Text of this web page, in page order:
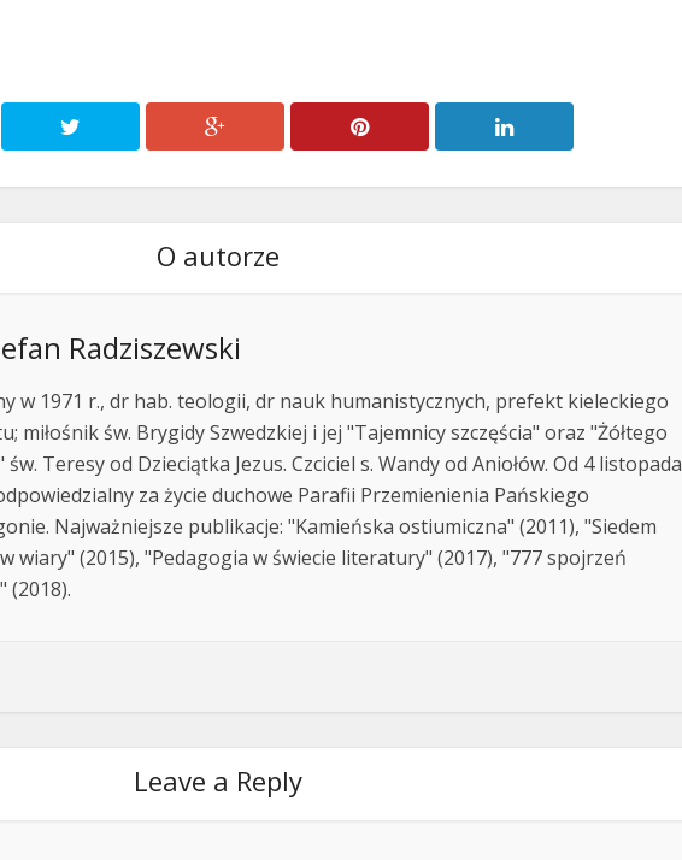
O autorze
Radziszewski
w 1971 r., dr hab. teologii, dr nauk humanistycznych, prefekt kieleckiego
miłośnik św. Brygidy Szwedzkiej i jej "Tajemnicy szczęścia" oraz "Żółtego
św. Teresy od Dzieciątka Jezus. Czciciel s. Wandy od Aniołów. Od 4 listopada
za życie duchowe Parafii Przemienienia Pańskiego
Najważniejsze publikacje: "Kamieńska ostiumiczna" (2011), "Siedem
wiary" (2015), "Pedagogia w świecie literatury" (2017), "777 spojrzeń
(2018).
Leave a Reply